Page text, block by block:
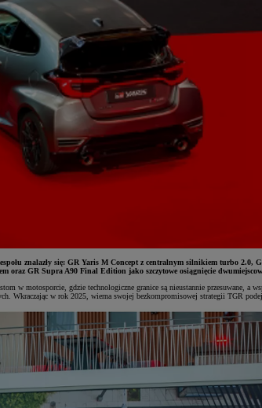
znalazły się: GR Yaris M Concept z centralnym silnikiem turbo
oraz GR Supra A90 Final Edition jako szczytowe osiągnięcie
motosporcie, gdzie technologiczne granice są nieustannie przesuwane, a
Wkraczając w rok 2025, wierna swojej bezkompromisowej strategii TGR